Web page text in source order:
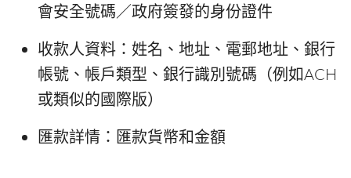
會安全號碼／政府簽發的身份證件
收款人資料：姓名、地址、電郵地址、銀行
帳號、帳戶類型、銀行識別號碼（例如ACH
或類似的國際版）
匯款詳情：匯款貨幣和金額